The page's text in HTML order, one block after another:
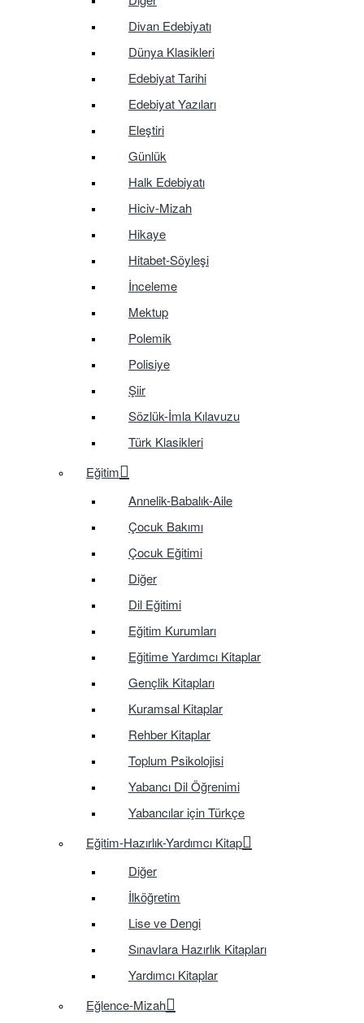
Divan Edebiyatı
Dünya Klasikleri
Edebiyat Tarihi
Edebiyat Yazıları
Eleştiri
Günlük
Halk Edebiyatı
Hiciv-Mizah
Hikaye
Hitabet-Söyleşi
İnceleme
Mektup
Polemik
Polisiye
Şiir
Sözlük-İmla Kılavuzu
Türk Klasikleri
Eğitim
Annelik-Babalık-Aile
Çocuk Bakımı
Çocuk Eğitimi
Diğer
Dil Eğitimi
Eğitim Kurumları
Eğitime Yardımcı Kitaplar
Gençlik Kitapları
Kuramsal Kitaplar
Rehber Kitaplar
Toplum Psikolojisi
Yabancı Dil Öğrenimi
Yabancılar için Türkçe
Eğitim-Hazırlık-Yardımcı Kitap
Diğer
İlköğretim
Lise ve Dengi
Sınavlara Hazırlık Kitapları
Yardımcı Kitaplar
Eğlence-Mizah